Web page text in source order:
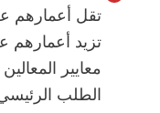
معايير
الطلب